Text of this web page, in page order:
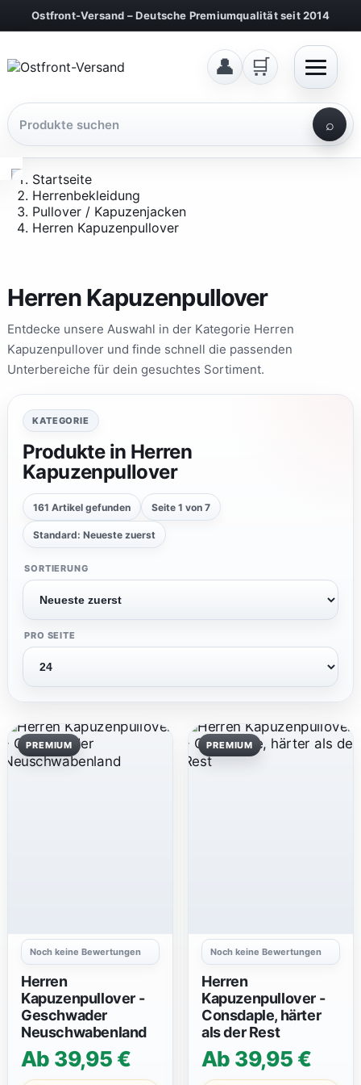
Ostfront-Versand – Deutsche Premiumqualität seit 2014
⌕
👤 🛒
✕
Kategorien
H
e
r
e
n
b
e
k
e
i
d
u
g
4886
a
e
n
e
e
i
d
d
B
b
y
s
K
o
p
Startseite
Herrenbekleidung
Pullover / Kapuzenjacken
Herren Kapuzenpullover
Herren Kapuzenpullover
Entdecke unsere Auswahl in der Kategorie Herren
Kapuzenpullover und finde schnell die passenden
Unterbereiche für dein gesuchtes Sortiment.
KATEGORIE
Produkte in Herren
Kapuzenpullover
161 Artikel gefunden Seite 1 von 7
Standard: Neueste zuerst
SORTIERUNG
PRO SEITE
PREMIUM
Noch keine Bewertungen
Herren
Kapuzenpullover -
Geschwader
Neuschwabenland
Ab 39,95 €
PREMIUM
Noch keine Bewertungen
Herren
Kapuzenpullover -
Consdaple, härter
als der Rest
Ab 39,95 €